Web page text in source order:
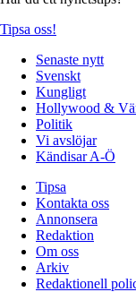
Tipsa oss!
Senaste nytt
Svenskt
Kungligt
Hollywood &
Politik
Vi avslöjar
Kändisar A-Ö
Tipsa
Kontakta oss
Annonsera
Redaktion
Om oss
Arkiv
Redaktionell